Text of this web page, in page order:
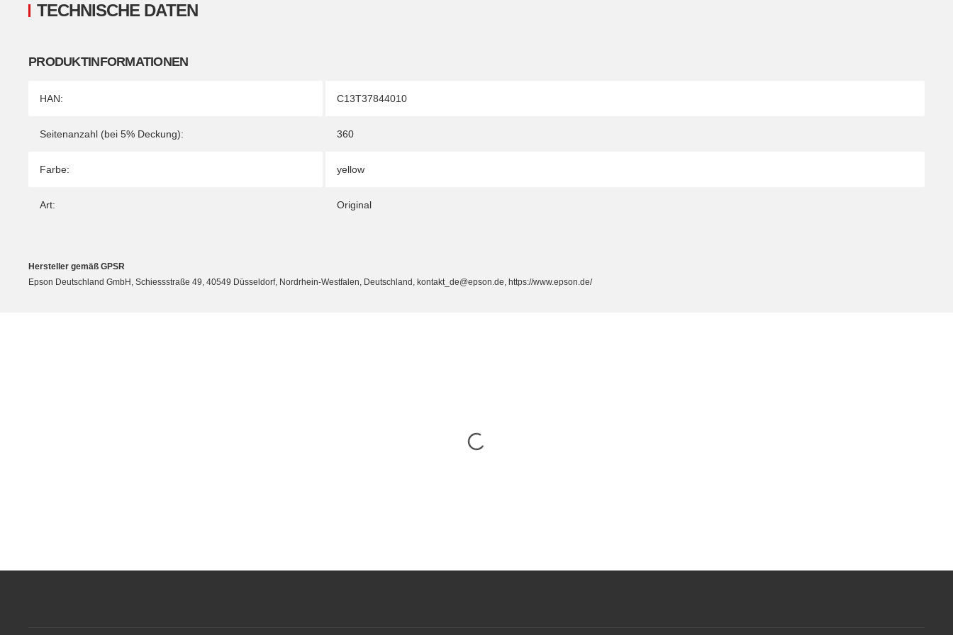
TECHNISCHE DATEN
PRODUKTINFORMATIONEN
Produkteigenschaft
Wert
HAN: C13T37844010
Seitenanzahl (bei 5% Deckung): 360
Farbe: yellow
Art: Original
Hersteller gemäß GPSR
Epson Deutschland GmbH, Schiessstraße 49, 40549 Düsseldorf, Nordrhein-Westfalen, Deutschland, kontakt_de@epson.de, https://www.epson.de/